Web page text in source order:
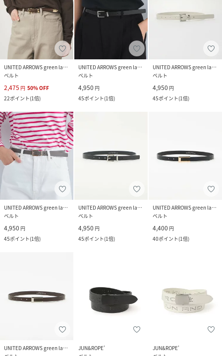
UNITED ARROWS green label relaxing
ベルト
2,475 円 50%OFF
22ポイント(1倍)
UNITED ARROWS green label relaxing
ベルト
4,950 円
45ポイント(1倍)
UNITED ARROWS green label relaxing
ベルト
4,950 円
45ポイント(1倍)
UNITED ARROWS green label relaxing
ベルト
4,950 円
45ポイント(1倍)
UNITED ARROWS green label relaxing
ベルト
4,950 円
45ポイント(1倍)
UNITED ARROWS green label relaxing
ベルト
4,400 円
40ポイント(1倍)
UNITED ARROWS green label relaxing
JUN&ROPE’
JUN&ROPE’